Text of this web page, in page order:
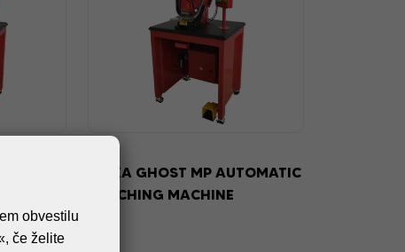
FLEXA GHOST MP AUTOMATIC
PUNCHING MACHINE
obvestilu
če želite